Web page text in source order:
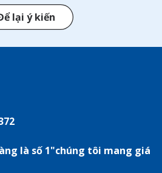
lại ý kiến
là số 1"chúng tôi mang giá